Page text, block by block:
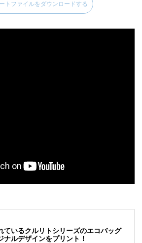
くのが安全にプリントされるおおよその目安で
トファイルをダウンロードする
ているクルリトシリーズのエコバッグ
ナルデザインをプリント！